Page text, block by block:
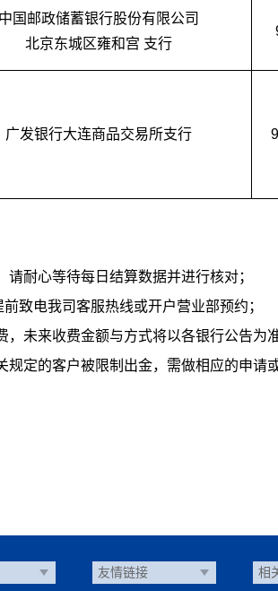
中国邮政储蓄银行股份有限公司
北京东城区雍和宫 支行
广发银行大连商品交易所支行
耐心等待每日结算数据并进行核对；
前致电我司客服热线或开户营业部预约；
未来收费金额与方式将以各银行公告为准
定的客户被限制出金，需做相应的申请
友情链接 相